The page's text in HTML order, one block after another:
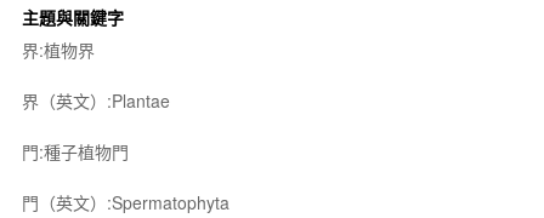
主題與關鍵字
界:植物界
界（英文）:Plantae
門:種子植物門
門（英文）:Spermatophyta